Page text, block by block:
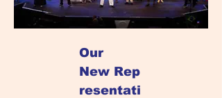
Our
New Rep
resentati